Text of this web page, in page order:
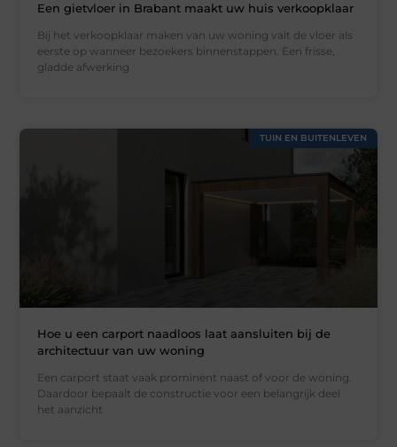
Een gietvloer in Brabant maakt uw huis verkoopklaar
Bij het verkoopklaar maken van uw woning valt de vloer als
eerste op wanneer bezoekers binnenstappen. Een frisse,
gladde afwerking
TUIN EN BUITENLEVEN
Hoe u een carport naadloos laat aansluiten bij de
architectuur van uw woning
Een carport staat vaak prominent naast of voor de woning.
Daardoor bepaalt de constructie voor een belangrijk deel
het aanzicht